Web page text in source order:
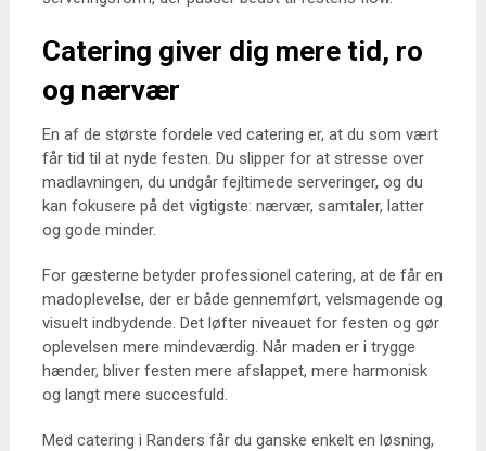
Catering giver dig mere tid, ro
og nærvær
En af de største fordele ved catering er, at du som vært
får tid til at nyde festen. Du slipper for at stresse over
madlavningen, du undgår fejltimede serveringer, og du
kan fokusere på det vigtigste: nærvær, samtaler, latter
og gode minder.
For gæsterne betyder professionel catering, at de får en
madoplevelse, der er både gennemført, velsmagende og
visuelt indbydende. Det løfter niveauet for festen og gør
oplevelsen mere mindeværdig. Når maden er i trygge
hænder, bliver festen mere afslappet, mere harmonisk
og langt mere succesfuld.
Med catering i Randers får du ganske enkelt en løsning,